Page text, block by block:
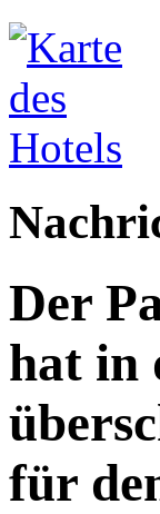
Der
hat in
für